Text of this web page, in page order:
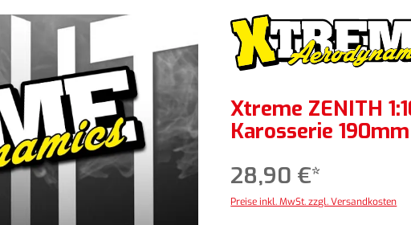
Xtreme ZENITH
Karosserie
28,90 €*
Preise inkl. MwSt. zzgl. Versandkosten